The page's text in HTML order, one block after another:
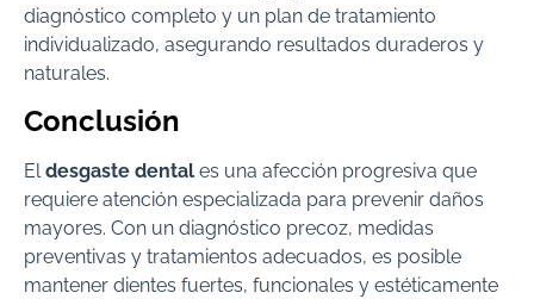
diagnóstico completo y un plan de tratamiento
individualizado, asegurando resultados duraderos y
naturales.
Conclusión
Eldesgaste dental es una afección progresiva que
requiere atención especializada para prevenir daños
mayores. Con un diagnóstico precoz, medidas
preventivas y tratamientos adecuados, es posible
mantener dientes fuertes, funcionales y estéticamente